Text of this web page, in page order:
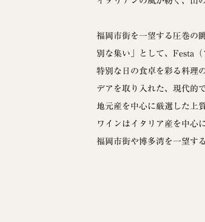
福岡市街を一望する圧巻の
別な集い」として、Festa（
特別な日の食卓を彩る料理
デアを取り入れた、現代的
地元産を中心に厳選した上
ワインはイタリア産を中心
福岡市街や博多湾を一望す